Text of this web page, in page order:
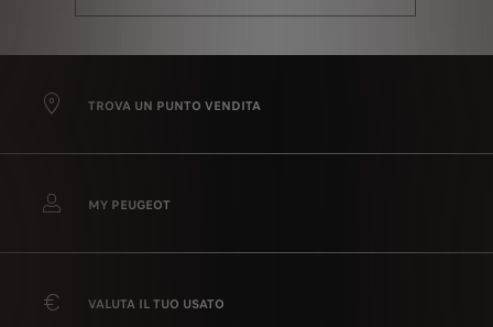
TROVA UN PUNTO VENDITA
MY PEUGEOT
VALUTA IL TUO USATO